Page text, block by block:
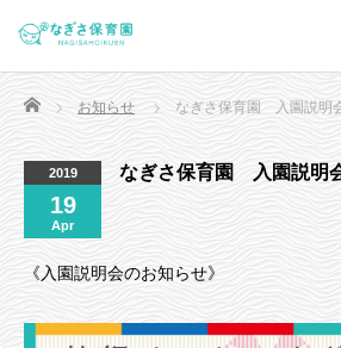
Home お知らせ なぎさ保育園 入園説明
2019
19
Apr
なぎさ保育園 入園説明
《入園説明会のお知らせ》